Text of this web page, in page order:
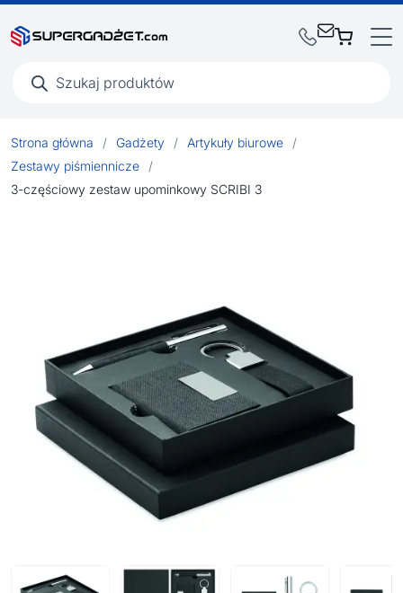
produktów
Strona główna / Gadżety / Artykuły biurowe
/
Zestawy piśmiennicze
/
3-częściowy zestaw upominkowy SCRIBI 3